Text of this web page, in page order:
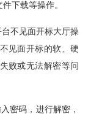
下载等操作。
不见面开标大厅操
见面开标的软、硬
败或无法解密等问
密码，进行解密，